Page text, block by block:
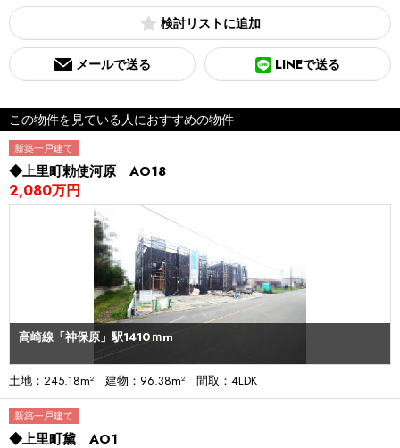
検討リスト
メールで送る LINEで送る
この物件を見ている人におすすめの物件
新築一戸建て
◆上里町勅使河原 AO18
2,080万円
高崎線「神保原」駅1410ｍm
土地：245.18m² 建物：96.38m² 間取：4LDK
新築一戸建て
◆上里町黛 AO1